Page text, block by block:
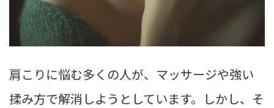
肩こりに悩む多くの人が、マッサージや強い
揉み方で解消しようとしています。しかし、そ